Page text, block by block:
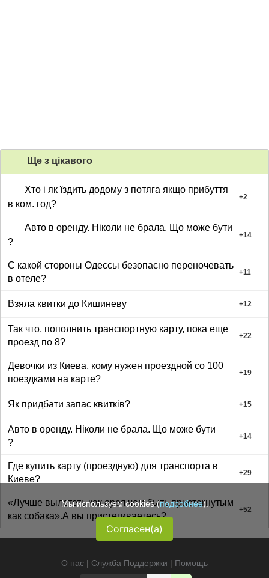
Ще з цiкавого
Хто і як їздить додому з потяга якщо прибуття
в ком. год?
+2
Авто в оренду. Ніколи не брала. Що може бути
?
+14
С какой стороны Одессы безопасно переночевать
в отеле?
+11
Взяла квитки до Кишиневу +12
Так что, пополнить транспортную карту, пока еще
проезд по 8?
+22
Девочки из Киева, кому нужен проездной со 100
поездками на карте?
+19
Як придбати запас квитків? +15
Авто в оренду. Ніколи не брала. Що може бути
?
+14
Где купить карту (проездную) для транспорта в
Киеве?
+29
«Лучше вылететь как орел,чем быть пристегнутым
как собака».А вы пристегиваетесь?
+52
О нас | Служба Поддержки | Помощь
Мы используем cookies (подробнее).
Согласен(а)